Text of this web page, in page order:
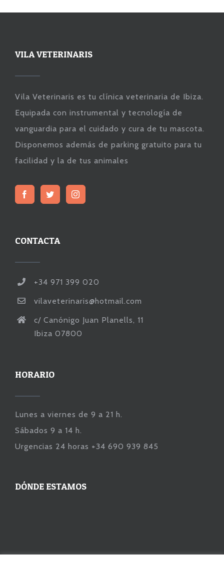
VILA VETERINARIS
Vila Veterinaris es tu clínica veterinaria de Ibiza.
Equipada con instrumental y tecnología de
vanguardia para el cuidado y cura de tu mascota.
Disponemos además de parking gratuito para tu
facilidad y la de tus animales
CONTACTA
+34 971 399 020
vilaveterinaris@hotmail.com
c/ Canónigo Juan Planells, 11
Ibiza 07800
HORARIO
Lunes a viernes de 9 a 21 h.
Sábados 9 a 14 h.
Urgencias 24 horas +34 690 939 845
DÓNDE ESTAMOS